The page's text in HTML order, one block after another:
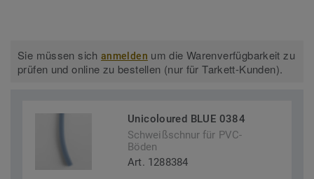
Sie müssen sichanmelden um die Warenverfügbarkeit zu
prüfen und online zu bestellen (nur für Tarkett-Kunden).
Unicoloured BLUE 0384
Schweißschnur für PVC-
Böden
Art. 1288384